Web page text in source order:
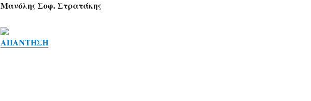
Μανόλης Σοφ. Στρατάκης
ΑΠΑΝΤΗΣΗ